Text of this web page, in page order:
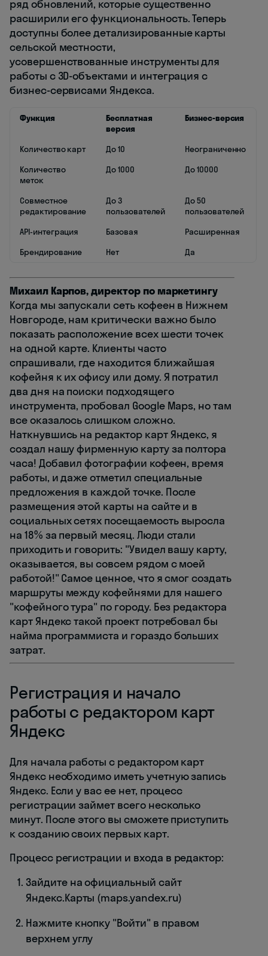
ряд обновлений, которые существенно
расширили его функциональность. Теперь
доступны более детализированные карты
сельской местности,
усовершенствованные инструменты для
работы с 3D-объектами и интеграция с
бизнес-сервисами Яндекса.
Функция
Бесплатная
версия
Бизнес-версия
Количество карт До 10
Неограниченно
Количество
меток
До 1000 До 10000
Совместное
редактирование
До 3
пользователей
До 50
пользователей
API-интеграция
Базовая
Расширенная
Брендирование
Нет Да
Михаил Карпов, директор по маркетингу
Когда мы запускали сеть кофеен в Нижнем
Новгороде, нам критически важно было
показать расположение всех шести точек
на одной карте. Клиенты часто
спрашивали, где находится ближайшая
кофейня к их офису или дому. Я потратил
два дня на поиски подходящего
инструмента, пробовал Google Maps, но там
все оказалось слишком сложно.
Наткнувшись на редактор карт Яндекс, я
создал нашу фирменную карту за полтора
часа! Добавил фотографии кофеен, время
работы, и даже отметил специальные
предложения в каждой точке. После
размещения этой карты на сайте и в
социальных сетях посещаемость выросла
на 18% за первый месяц. Люди стали
приходить и говорить: "Увидел вашу карту,
оказывается, вы совсем рядом с моей
работой!" Самое ценное, что я смог создать
маршруты между кофейнями для нашего
"кофейного тура" по городу. Без редактора
карт Яндекс такой проект потребовал бы
найма программиста и гораздо больших
затрат.
Регистрация и начало
работы с редактором карт
Яндекс
Для начала работы с редактором карт
Яндекс необходимо иметь учетную запись
Яндекс. Если у вас ее нет, процесс
регистрации займет всего несколько
минут. После этого вы сможете приступить
к созданию своих первых карт.
Процесс регистрации и входа в редактор:
Зайдите на официальный сайт
Яндекс.Карты (maps.yandex.ru)
Нажмите кнопку "Войти" в правом
верхнем углу